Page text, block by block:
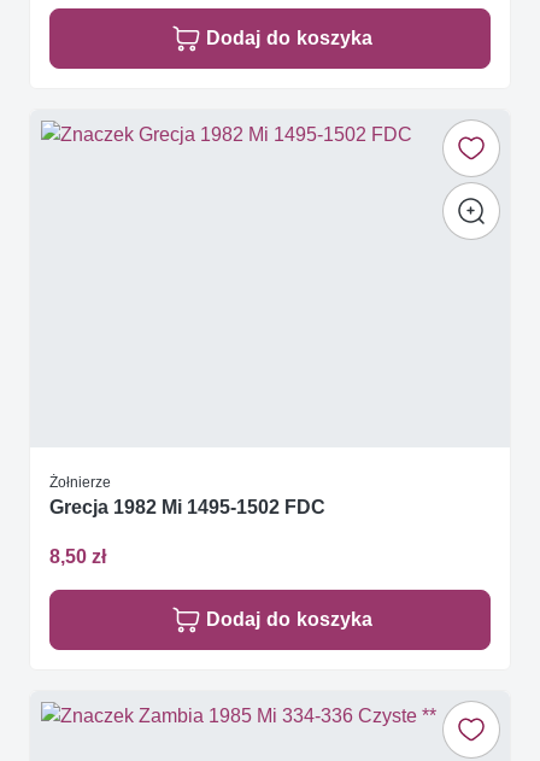
Dodaj do koszyka
Żołnierze
Grecja 1982 Mi 1495-1502 FDC
8,50 zł
Dodaj do koszyka